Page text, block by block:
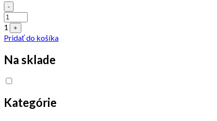
Quantity
-
1 +
Pridať do košíka
Na sklade
Kategórie